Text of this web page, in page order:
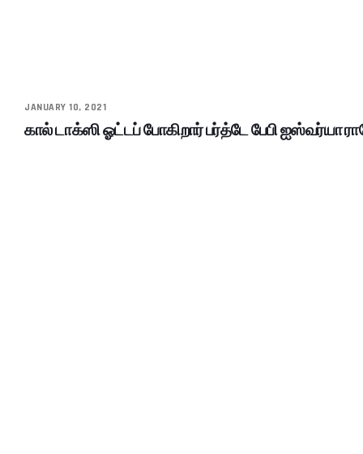
JANUARY 10, 2021
கால் டாக்ஸி ஓட்டப் போகிறார் பர்த்டே பேபி ஐஸ்வர்யா